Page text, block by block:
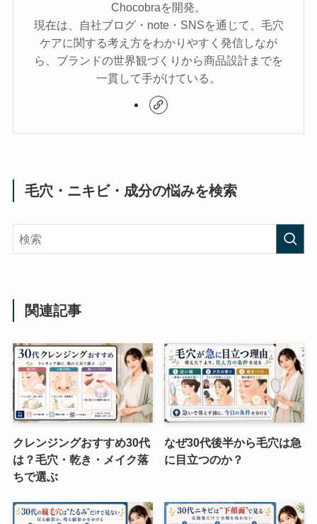
Chocobraを開発。
現在は、自社ブログ・note・SNSを通じて、毛穴
ケアに関する考え方をわかりやすく発信しなが
ら、ブランドの世界観づくりから商品設計までを
一貫して手がけている。
毛穴・ニキビ・成分の悩みを検索
関連記事
クレンジングおすすめ30代
は？毛穴・乾き・メイク落
ちで選ぶ
なぜ30代後半から毛穴は急
に目立つのか？